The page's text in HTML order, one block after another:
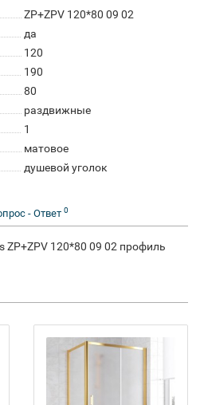
ZP+ZPV 120*80 09 02
да
120
190
80
раздвижные
1
матовое
душевой уголок
- Ответ 0
ZP+ZPV 120*80 09 02 профиль